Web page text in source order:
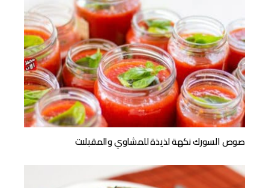
صوص السورك نكهة لذيذة للمشاوي والمقبلات